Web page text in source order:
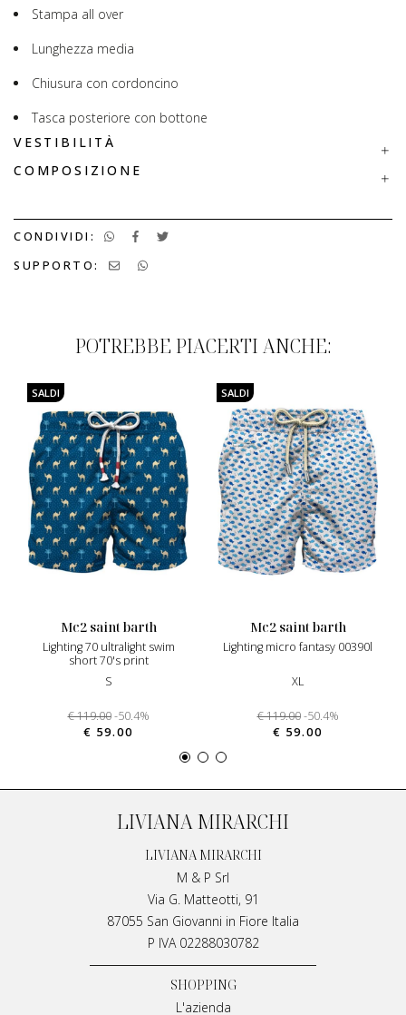
Stampa all over
Lunghezza media
Chiusura con cordoncino
Tasca posteriore con bottone
VESTIBILITÀ
COMPOSIZIONE
CONDIVIDI:
SUPPORTO:
POTREBBE PIACERTI ANCHE:
SALDI
mc2 saint barth
lighting 70 ultralight swim
short 70's print
S
€ 119.00 -50.4%
€ 59.00
SALDI
mc2 saint barth
lighting micro fantasy 00390l
XL
€ 119.00 -50.4%
€ 59.00
LIVIANA MIRARCHI
LIVIANA MIRARCHI
M & P Srl
Via G. Matteotti, 91
87055 San Giovanni in Fiore Italia
P IVA 02288030782
SHOPPING
L'azienda